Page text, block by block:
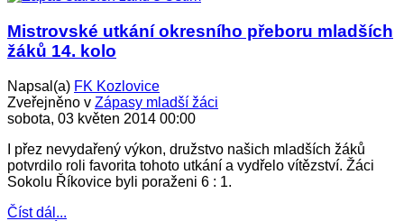
Mistrovské utkání okresního přeboru mladších
žáků 14. kolo
Napsal(a) FK Kozlovice
Zveřejněno v Zápasy mladší žáci
sobota, 03 květen 2014 00:00
I přez nevydařený výkon, družstvo našich mladších žáků
potvrdilo roli favorita tohoto utkání a vydřelo vítězství. Žáci
Sokolu Říkovice byli poraženi 6 : 1.
Číst dál...